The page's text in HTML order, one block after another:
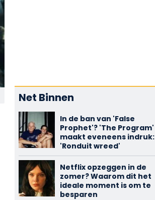
Net Binnen
In de ban van 'False
Prophet'? 'The Program'
maakt eveneens indruk:
'Ronduit wreed'
Netflix opzeggen in de
zomer? Waarom dit het
ideale moment is om te
besparen